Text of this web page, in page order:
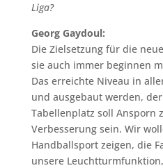
Liga?
Georg Gaydoul:
Die Zielsetzung für die
sie auch immer beginnen
Das erreichte Niveau in
und ausgebaut werden,
Tabellenplatz soll Ansporn
Verbesserung sein. Wir
Handballsport zeigen, die
unsere